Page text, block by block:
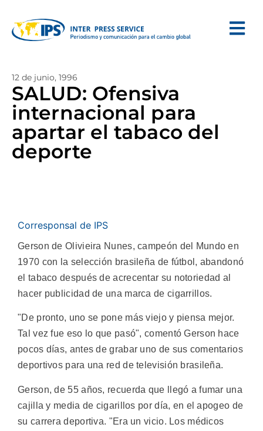
12 de junio, 1996
SALUD: Ofensiva
internacional para
apartar el tabaco del
deporte
Corresponsal de IPS
Gerson de Olivieira Nunes, campeón del Mundo en
1970 con la selección brasileña de fútbol, abandonó
el tabaco después de acrecentar su notoriedad al
hacer publicidad de una marca de cigarrillos.
"De pronto, uno se pone más viejo y piensa mejor.
Tal vez fue eso lo que pasó", comentó Gerson hace
pocos días, antes de grabar uno de sus comentarios
deportivos para una red de televisión brasileña.
Gerson, de 55 años, recuerda que llegó a fumar una
cajilla y media de cigarillos por día, en el apogeo de
su carrera deportiva. "Era un vicio. Los médicos